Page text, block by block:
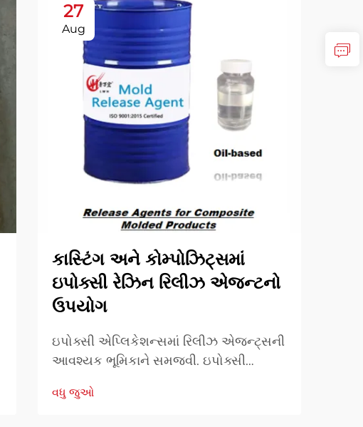
27
Aug
કાસ્ટિંગ અને કોમ્પોઝિટ્સમાં
ઇપોક્સી રેઝિન રિલીઝ એજન્ટનો
ઉપયોગ
ઇપોક્સી એપ્લિકેશન્સમાં રિલીઝ એજન્ટ્સની
આવશ્યક ભૂમિકાને સમજવી. ઇપોક્સી
દુનિયામાં, સફળતા ઘણીવાર રિલીઝ
વધુ જુઓ